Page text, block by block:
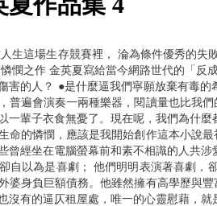
生這場生存競賽裡， 淪為條件優秀的
憫之作 金英夏寫給當今網路世代的「
害的人？ ●是什麼逼我們寧願放棄有毒
普遍會演奏一兩種樂器，閱讀量也比我
一輩子衣食無憂了。現在呢，我們為什
命的憐憫，應該是我開始創作這本小說
經坐在電腦螢幕前和素不相識的人共涉
自以為是喜劇； 他們明明表演著喜劇
婆身負巨額債務。他雖然擁有高學歷與
沒有的逼仄租屋處，唯一的心靈慰藉，